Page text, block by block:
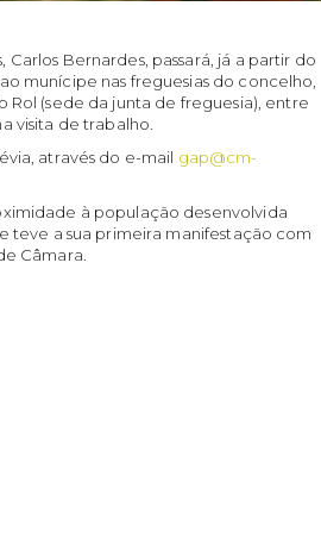
Bernardes, passará, já a partir do
munícipe nas freguesias do concelho,
(sede da junta de freguesia), entre
visita de trabalho.
através do e-mail gap@cm-
à população desenvolvida
teve a sua primeira manifestação com
Câmara.